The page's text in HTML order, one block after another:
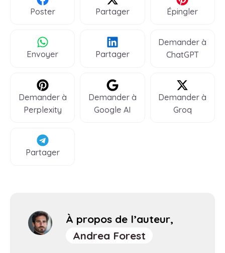
Poster Partager Épingler
Envoyer Partager
Demander à
ChatGPT
Demander à
Perplexity
Demander à
Google AI
Demander à
Groq
Partager
À propos de l’auteur,
Andrea Forest